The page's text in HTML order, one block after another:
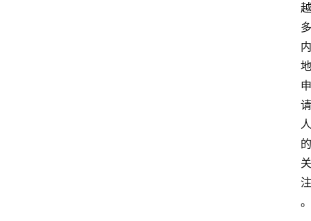
越
多
内
地
申
请
人
的
关
注
。